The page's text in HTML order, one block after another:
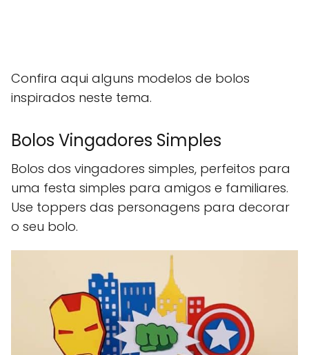
Confira aqui alguns modelos de bolos
inspirados neste tema.
Bolos Vingadores Simples
Bolos dos vingadores simples, perfeitos para
uma festa simples para amigos e familiares.
Use toppers das personagens para decorar
o seu bolo.